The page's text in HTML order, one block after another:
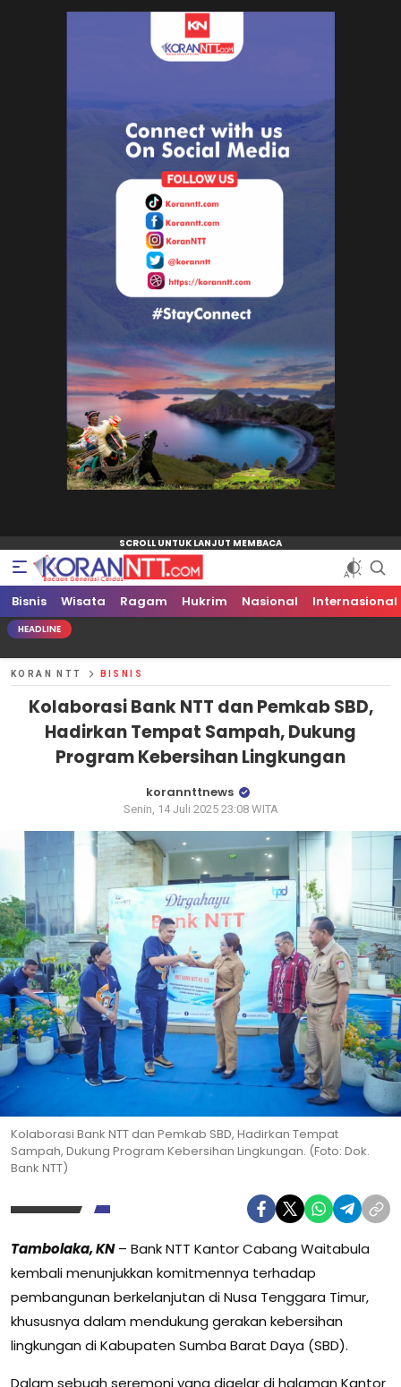
Koran NTT
Bacaan Generasi Cerdas
Bisnis Wisata Ragam Hukrim Nasional Internasional
HEADLINE
KORAN NTT BISNIS
Kolaborasi Bank NTT dan Pemkab SBD,
Hadirkan Tempat Sampah, Dukung
Program Kebersihan Lingkungan
korannttnews
Senin, 14 Juli 2025 23:08 WITA
Kolaborasi Bank NTT dan Pemkab SBD, Hadirkan Tempat
Sampah, Dukung Program Kebersihan Lingkungan. (Foto: Dok.
Bank NTT)
Tambolaka, KN– Bank NTT Kantor Cabang Waitabula
kembali menunjukkan komitmennya terhadap
pembangunan berkelanjutan di Nusa Tenggara Timur,
khususnya dalam mendukung gerakan kebersihan
lingkungan di Kabupaten Sumba Barat Daya (SBD).
Dalam sebuah seremoni yang digelar di halaman Kantor